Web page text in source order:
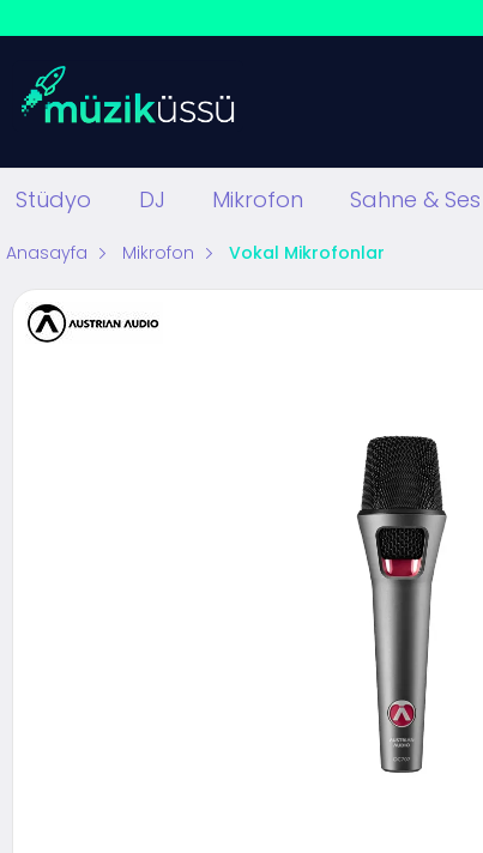
Stüdyo DJ Mikrofon Sahne & Ses
Anasayfa Mikrofon Vokal Mikrofonlar